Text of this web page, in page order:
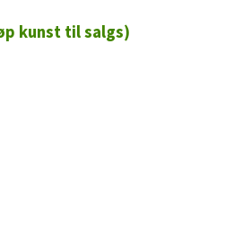
kunst til salgs)